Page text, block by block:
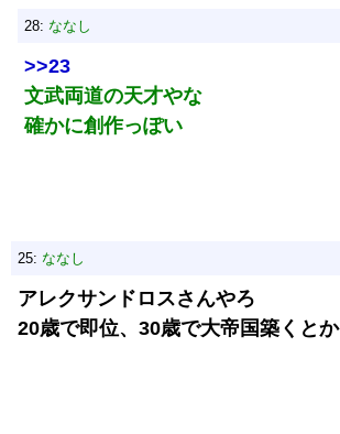
28: ななし
>>23
文武両道の天才やな
確かに創作っぽい
25: ななし
アレクサンドロスさんやろ
20歳で即位、30歳で大帝国築くとか